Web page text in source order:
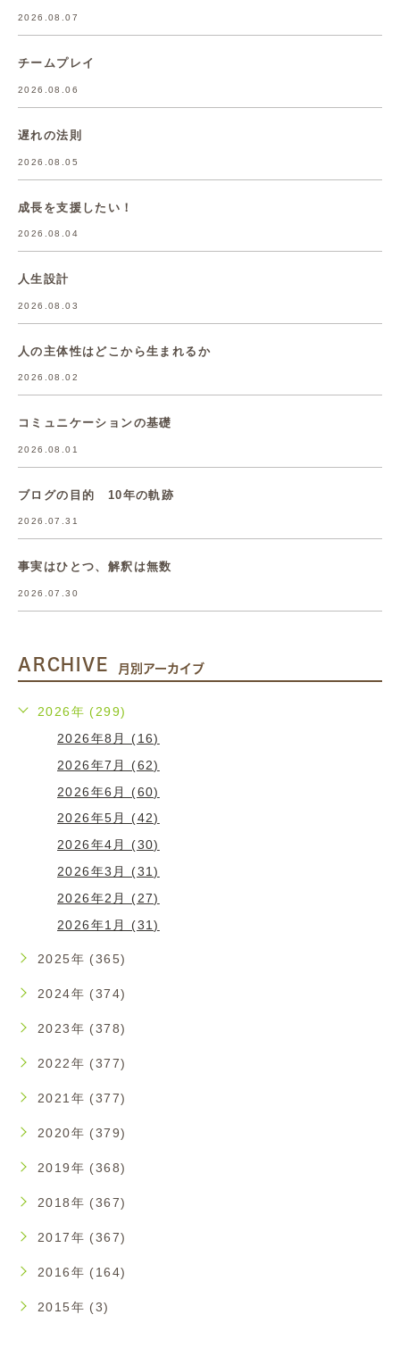
2026.08.07
チームプレイ
2026.08.06
遅れの法則
2026.08.05
成長を支援したい！
2026.08.04
人生設計
2026.08.03
人の主体性はどこから生まれるか
2026.08.02
コミュニケーションの基礎
2026.08.01
ブログの目的 10年の軌跡
2026.07.31
事実はひとつ、解釈は無数
2026.07.30
ARCHIVE 月別アーカイブ
2026年 (299)
2026年8月 (16)
2026年7月 (62)
2026年6月 (60)
2026年5月 (42)
2026年4月 (30)
2026年3月 (31)
2026年2月 (27)
2026年1月 (31)
2025年 (365)
2024年 (374)
2023年 (378)
2022年 (377)
2021年 (377)
2020年 (379)
2019年 (368)
2018年 (367)
2017年 (367)
2016年 (164)
2015年 (3)